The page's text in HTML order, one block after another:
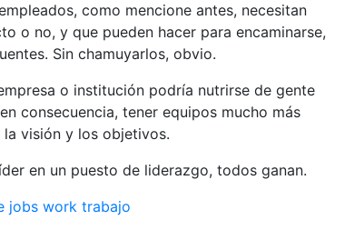
como mencione antes, necesitan
o no, y que pueden hacer para encaminarse,
Sin chamuyarlos, obvio.
o institución podría nutrirse de gente
consecuencia, tener equipos mucho más
visión y los objetivos.
en un puesto de liderazgo, todos ganan.
jobs work trabajo